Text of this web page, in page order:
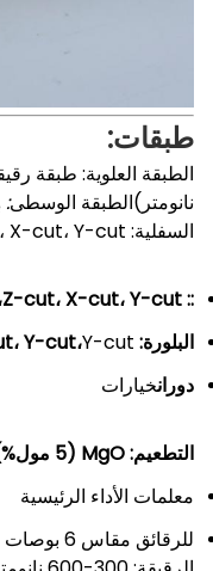
طبقات:
الطبقة العلوية
نانومتر)الطبقة الوسطى: SiO₂ (2-15 ميكرومتر)
السفلية: Z-cut، X-cut، Y-cut،
:: Z-cut، X-cut، Y-cut،
البلورة: Z-cut، X-cut، Y-cut، Y-cut
دورانخيارات
التطعيم: MgO (5 مول%)، Er (1 مول%)، إلخ.
معلمات الأداء الرئيسية
للرقائق مقاس 6 بوصات